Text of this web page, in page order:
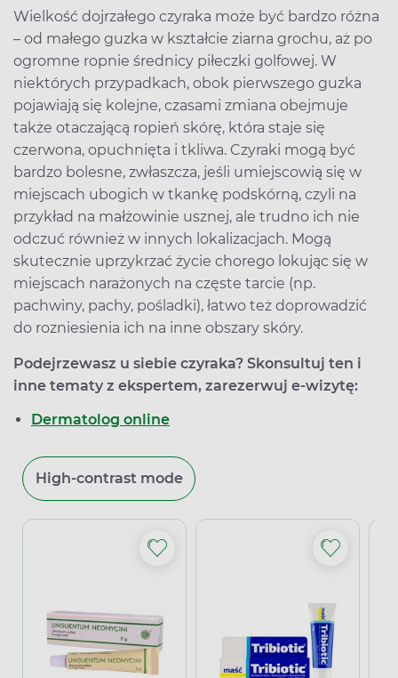
Wielkość dojrzałego czyraka może być bardzo różna
– od małego guzka w kształcie ziarna grochu, aż po
ogromne ropnie średnicy piłeczki golfowej. W
niektórych przypadkach, obok pierwszego guzka
pojawiają się kolejne, czasami zmiana obejmuje
także otaczającą ropień skórę, która staje się
czerwona, opuchnięta i tkliwa. Czyraki mogą być
bardzo bolesne, zwłaszcza, jeśli umiejscowią się w
miejscach ubogich w tkankę podskórną, czyli na
przykład na małżowinie usznej, ale trudno ich nie
odczuć również w innych lokalizacjach. Mogą
skutecznie uprzykrzać życie chorego lokując się w
miejscach narażonych na częste tarcie (np.
pachwiny, pachy, pośladki), łatwo też doprowadzić
do rozniesienia ich na inne obszary skóry.
Podejrzewasz u siebie czyraka? Skonsultuj ten i
inne tematy z ekspertem, zarezerwuj e-wizytę:
Dermatolog online
High-contrast mode